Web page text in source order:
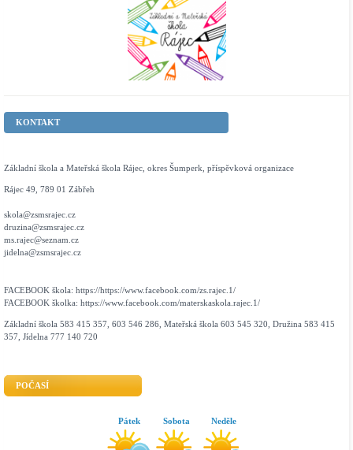
KONTAKT
Základní škola a Mateřská škola Rájec, okres Šumperk, příspěvková organizace
Rájec 49, 789 01 Zábřeh
skola@zsmsrajec.cz
druzina@zsmsrajec.cz
ms.rajec@seznam.cz
jidelna@zsmsrajec.cz
FACEBOOK škola: https://https://www.facebook.com/zs.rajec.1/
FACEBOOK školka: https://www.facebook.com/materskaskola.rajec.1/
Základní škola 583 415 357, 603 546 286, Mateřská škola 603 545 320, Družina 583 415
357, Jídelna 777 140 720
POČASÍ
Pátek Sobota Neděle